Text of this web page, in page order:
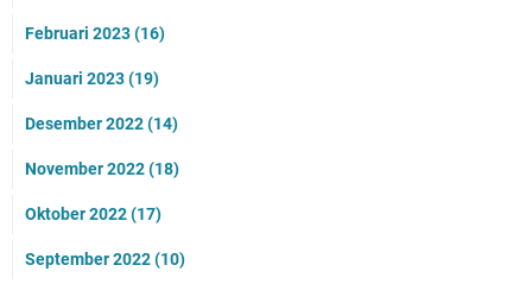
Februari 2023(16)
Januari 2023(19)
Desember 2022(14)
November 2022(18)
Oktober 2022(17)
September 2022(10)